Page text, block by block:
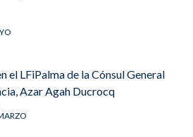
el LFiPalma de la Cónsul General
Azar Agah Ducrocq